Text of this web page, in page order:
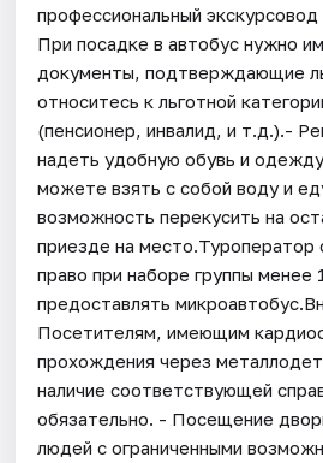
профессиональный
При посадке в автобус нужно
документы, подтверждающие
относитесь к льготной
(пенсионер, инвалид, и т.д.).-
надеть удобную обувь и
можете взять с собой воду и
возможность перекусить на
приезде на место.Туроператор
право при наборе группы менее
предоставлять
Посетителям, имеющим
прохождения через
наличие соответствующей
обязательно. - Посещение
людей с ограниченными